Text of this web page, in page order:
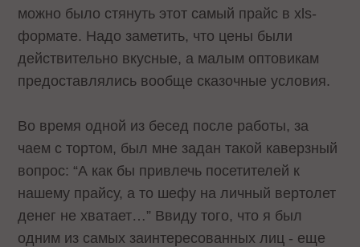
можно было стянуть этот самый прайс в xls-
формате. Надо заметить, что цены были
действительно вкусные, а малым оптовикам
предоставлялись вообще сказочные условия.
Во время одной из бесед после работы, за
чаем с тортом, был мне задан такой каверзный
вопрос: “А как бы привлечь посетителей к
нашему прайсу, а то шефу на личный вертолет
денег не хватает…” Ввиду того, что я был
одним из самых заинтересованных лиц - еще